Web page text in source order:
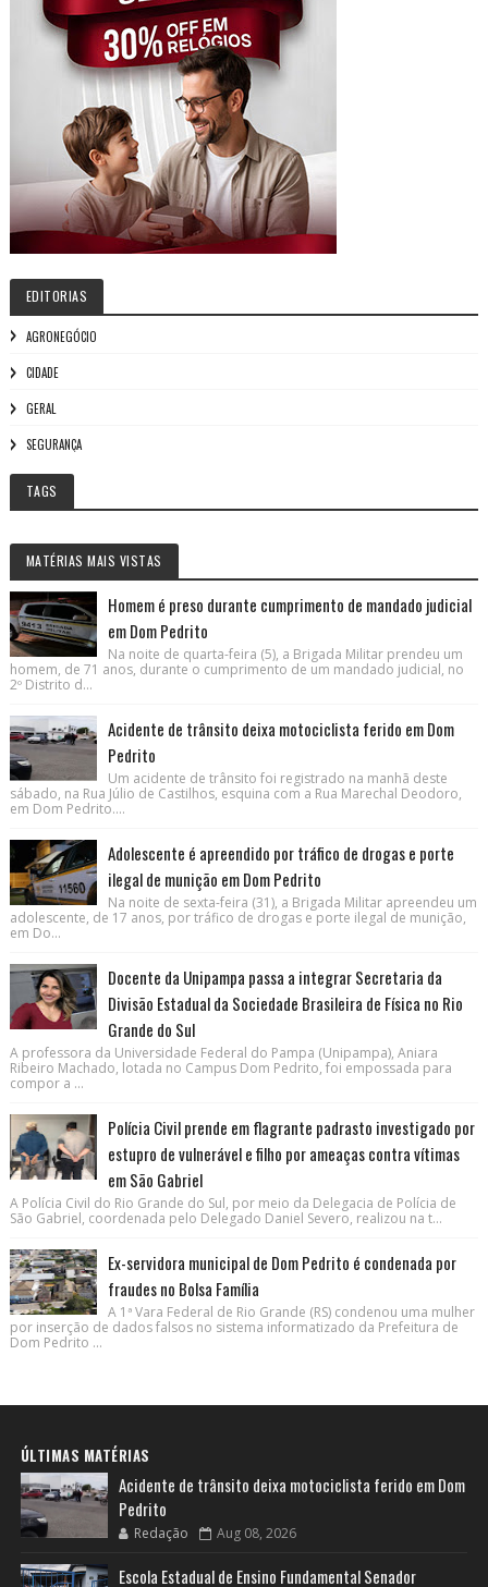
EDITORIAS
AGRONEGÓCIO
CIDADE
GERAL
SEGURANÇA
TAGS
MATÉRIAS MAIS VISTAS
Homem é preso durante cumprimento de mandado judicial
em Dom Pedrito
Na noite de quarta-feira (5), a Brigada Militar prendeu um
homem, de 71 anos, durante o cumprimento de um mandado judicial, no
2º Distrito d...
Acidente de trânsito deixa motociclista ferido em Dom
Pedrito
Um acidente de trânsito foi registrado na manhã deste
sábado, na Rua Júlio de Castilhos, esquina com a Rua Marechal Deodoro,
em Dom Pedrito....
Adolescente é apreendido por tráfico de drogas e porte
ilegal de munição em Dom Pedrito
Na noite de sexta-feira (31), a Brigada Militar apreendeu um
adolescente, de 17 anos, por tráfico de drogas e porte ilegal de munição,
em Do...
Docente da Unipampa passa a integrar Secretaria da
Divisão Estadual da Sociedade Brasileira de Física no Rio
Grande do Sul
A professora da Universidade Federal do Pampa (Unipampa), Aniara
Ribeiro Machado, lotada no Campus Dom Pedrito, foi empossada para
compor a ...
Polícia Civil prende em flagrante padrasto investigado por
estupro de vulnerável e filho por ameaças contra vítimas
em São Gabriel
A Polícia Civil do Rio Grande do Sul, por meio da Delegacia de Polícia de
São Gabriel, coordenada pelo Delegado Daniel Severo, realizou na t...
Ex-servidora municipal de Dom Pedrito é condenada por
fraudes no Bolsa Família
A 1ª Vara Federal de Rio Grande (RS) condenou uma mulher
por inserção de dados falsos no sistema informatizado da Prefeitura de
Dom Pedrito ...
ÚLTIMAS MATÉRIAS
Acidente de trânsito deixa motociclista ferido em Dom
Pedrito
Redação Aug 08, 2026
Escola Estadual de Ensino Fundamental Senador